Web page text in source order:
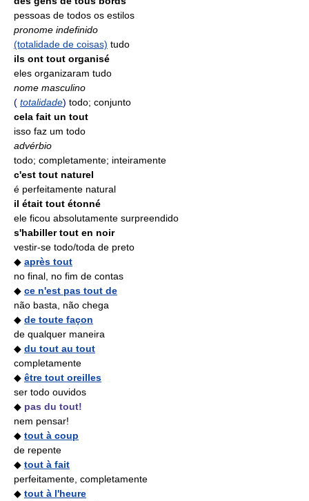
pessoas de todos os estilos
pronome indefinido
(totalidade de coisas) tudo
ils ont tout organisé
eles organizaram tudo
nome masculino
( totalidade) todo; conjunto
cela fait un tout
isso faz um todo
advérbio
todo; completamente; inteiramente
c'est tout naturel
é perfeitamente natural
il était tout étonné
ele ficou absolutamente surpreendido
s'habiller tout en noir
vestir-se todo/toda de preto
◆ après tout
no final, no fim de contas
◆ ce n'est pas tout de
não basta, não chega
◆ de toute façon
de qualquer maneira
◆ du tout au tout
completamente
◆ être tout oreilles
ser todo ouvidos
◆ pas du tout!
nem pensar!
◆ tout à coup
de repente
◆ tout à fait
perfeitamente, completamente
◆ tout à l'heure